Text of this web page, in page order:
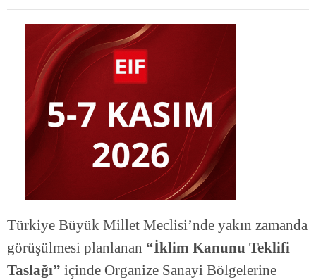
Türkiye Büyük Millet Meclisi’nde yakın zamanda
görüşülmesi planlanan “İklim Kanunu Teklifi
Taslağı” içinde Organize Sanayi Bölgelerine